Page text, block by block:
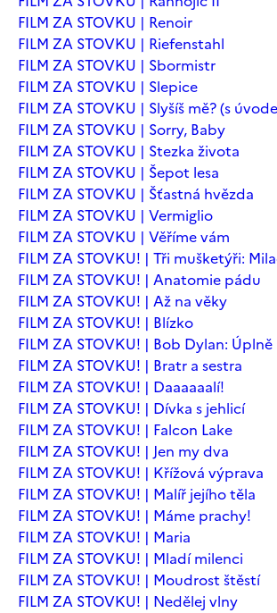
FILM ZA STOVKU | Renoir
FILM ZA STOVKU | Riefenstahl
FILM ZA STOVKU | Sbormistr
FILM ZA STOVKU | Slepice
FILM ZA STOVKU | Slyšíš mě? (s
FILM ZA STOVKU | Sorry, Baby
FILM ZA STOVKU | Stezka života
FILM ZA STOVKU | Šepot lesa
FILM ZA STOVKU | Šťastná hvězda
FILM ZA STOVKU | Vermiglio
FILM ZA STOVKU | Věříme vám
FILM ZA STOVKU! | Tři mušketýři:
FILM ZA STOVKU! | Anatomie pádu
FILM ZA STOVKU! | Až na věky
FILM ZA STOVKU! | Blízko
FILM ZA STOVKU! | Bob Dylan:
FILM ZA STOVKU! | Bratr a sestra
FILM ZA STOVKU! | Daaaaaalí!
FILM ZA STOVKU! | Dívka s jehlicí
FILM ZA STOVKU! | Falcon Lake
FILM ZA STOVKU! | Jen my dva
FILM ZA STOVKU! | Křížová výprava
FILM ZA STOVKU! | Malíř jejího těla
FILM ZA STOVKU! | Máme prachy!
FILM ZA STOVKU! | Maria
FILM ZA STOVKU! | Mladí milenci
FILM ZA STOVKU! | Moudrost štěstí
FILM ZA STOVKU! | Nedělej vlny